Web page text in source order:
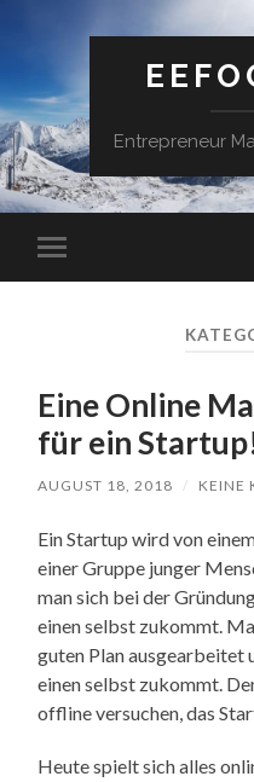
Entrepreneur
Menü
Eine Online
für ein
AUGUST 18, 2018 / KEINE
Ein Startup wird von
einer Gruppe junger
man sich bei der
einen selbst zukommt.
guten Plan ausgearbeitet
einen selbst zukommt.
offline versuchen, das
Heute spielt sich alles